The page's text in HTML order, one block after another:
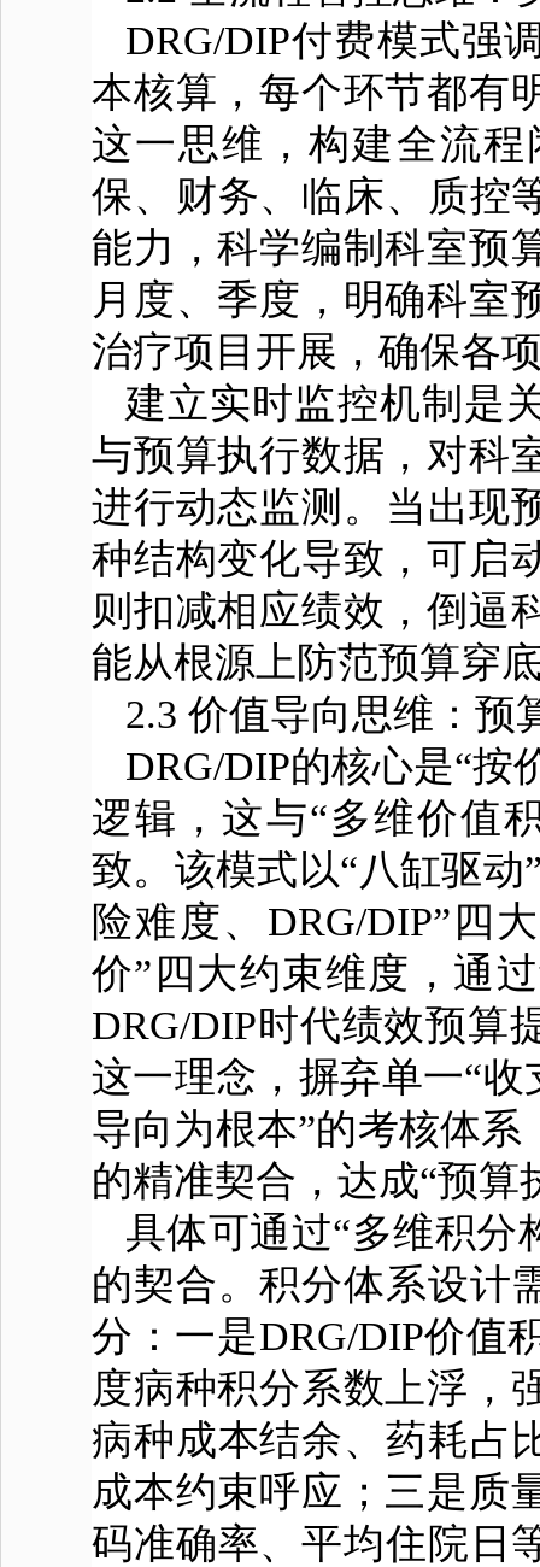
DRG/DIP付费模式强
本核算，每个环节都有
这一思维，构建全流
保、财务、临床、质控
能力，科学编制科室预
月度、季度，明确科室
治疗项目开展，确保各
建立实时监控机制是
与预算执行数据，对科
进行动态监测。当出
种结构变化导致，可启
则扣减相应绩效，倒逼
能从根源上防范预算穿
2.3 价值导向思维：预
DRG/DIP的核心是“按
逻辑，这与“多维价值
致。该模式以“八缸驱
险难度、DRG/DIP”四
价”四大约束维度，通
DRG/DIP时代绩效预算
这一理念，摒弃单一“
导向为根本”的考核体
的精准契合，达成“预算
具体可通过“多维积分
的契合。积分体系设计
分：一是DRG/DIP价值
度病种积分系数上浮，
病种成本结余、药耗占
成本约束呼应；三是质
码准确率、平均住院日